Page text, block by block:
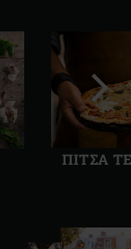
ΠΙΤΣΑ